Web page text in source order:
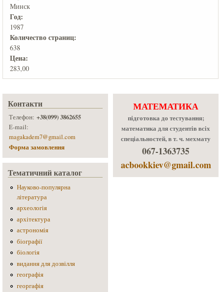
Минск
Год:
1987
Количеcтво страниц:
638
Цена:
283,00
Контакти
Телефон: +38(099) 3862655
E-mail:
magakadem7@gmail.com
Форма замовлення
Тематичний каталог
Науково-популярна
література
археологія
архітектура
астрономія
біографії
біологія
видання для дозвілля
географія
георгафія
МАТЕМАТИКА
підготовка до тестування;
математика для студентів всіх
спеціальностей, в т. ч. мехмату
067-1363735
acbookkiev@gmail.com